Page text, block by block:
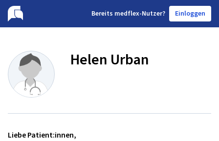
Bereits medflex-Nutzer? Einloggen
Helen Urban
Liebe Patient:innen,